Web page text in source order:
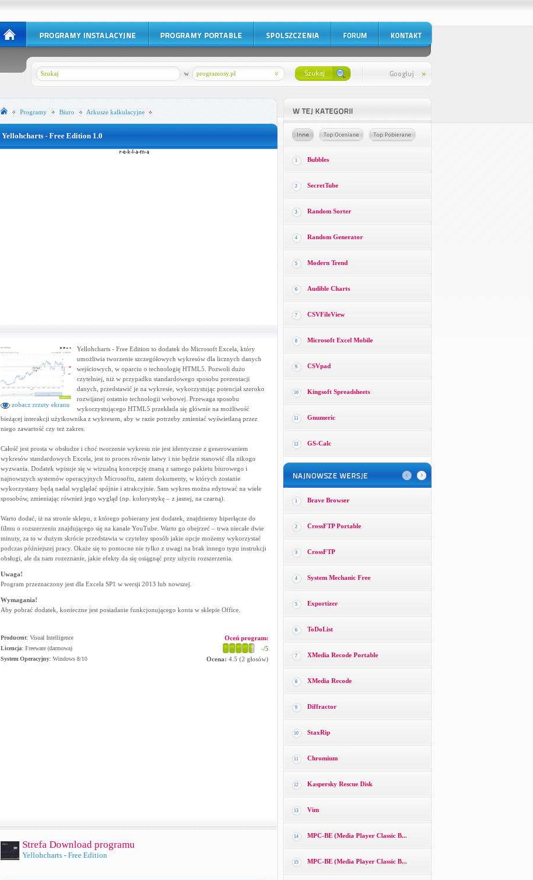
programosy.pl
w
Programy Biuro Arkusze kalkulacyjne
Yellohcharts - Free Edition 1.0
zobacz zrzuty ekranu
Yellohcharts - Free Edition to dodatek do Microsoft Excela, który
umożliwia tworzenie szczegółowych wykresów dla licznych danych
wejściowych, w oparciu o technologię HTML5. Pozwoli dużo
czytelniej, niż w przypadku standardowego sposobu prezentacji
danych, przedstawić je na wykresie, wykorzystując potencjał szeroko
rozwijanej ostatnio technologii webowej. Przewaga sposobu
wykorzystującego HTML5 przekłada się głównie na możliwość
bieżącej interakcji użytkownika z wykresem, aby w razie potrzeby zmieniać wyświetlaną przez
niego zawartość czy też zakres.
Całość jest prosta w obsłudze i choć tworzenie wykresu nie jest identyczne z generowaniem
wykresów standardowych Excela, jest to proces równie łatwy i nie będzie stanowić dla nikogo
wyzwania. Dodatek wpisuje się w wizualną koncepcję znaną z samego pakietu biurowego i
najnowszych systemów operacyjnych Microsoftu, zatem dokumenty, w których zostanie
wykorzystany będą nadal wyglądać spójnie i atrakcyjnie. Sam wykres można edytować na wiele
sposobów, zmieniając również jego wygląd (np. kolorystykę – z jasnej, na czarną).
Warto dodać, iż na stronie sklepu, z którego pobierany jest dodatek, znajdziemy hiperłącze do
filmu o rozszerzeniu znajdującego się na kanale YouTube. Warto go obejrzeć – trwa niecałe dwie
minuty, za to w dużym skrócie przedstawia w czytelny sposób jakie opcje możemy wykorzystać
podczas późniejszej pracy. Okaże się to pomocne nie tylko z uwagi na brak innego typu instrukcji
obsługi, ale da nam rozeznanie, jakie efekty da się osiągnąć przy użyciu rozszerzenia.
Uwaga!
Program przeznaczony jest dla Excela SP1 w wersji 2013 lub nowszej.
Wymagania!
Aby pobrać dodatek, konieczne jest posiadanie funkcjonującego konta w sklepie Office.
Producent: Visual Intelligence
Licencja: Freeware (darmowa)
System Operacyjny: Windows 8/10
Oceń program:
-/5
Ocena: 4.5 (2 głosów)
Strefa Download programu
Yellohcharts - Free Edition
1 Bubbles
2 SecretTube
3 Random Sorter
4 Random Generator
5 Modern Trend
6 Audible Charts
7 CSVFileView
8 Microsoft Excel Mobile
9 CSVpad
10 Kingsoft Spreadsheets
11 Gnumeric
12 GS-Calc
1 Brave Browser
2 CrossFTP Portable
3 CrossFTP
4 System Mechanic Free
5 Exportizer
6 ToDoList
7 XMedia Recode Portable
8 XMedia Recode
9 Diffractor
10 StaxRip
11 Chromium
12 Kaspersky Rescue Disk
13 Vim
14 MPC-BE (Media Player Classic B...
15 MPC-BE (Media Player Classic B...